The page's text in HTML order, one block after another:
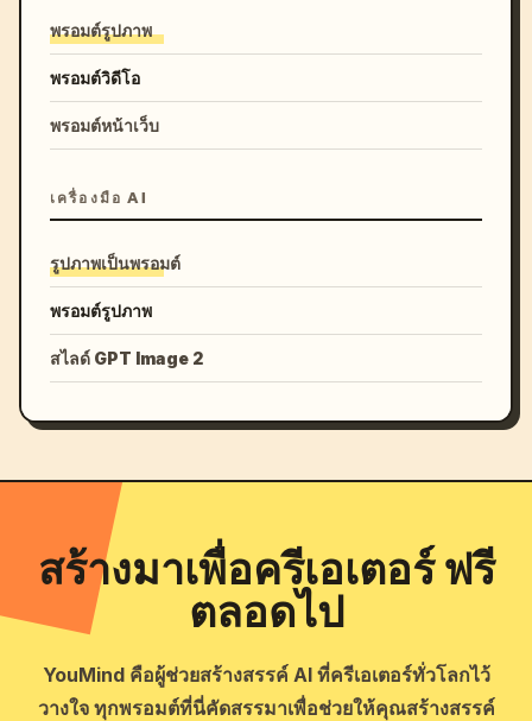
พรอมต์รูปภาพ
พรอมต์วิดีโอ
พรอมต์หน้าเว็บ
เครื่องมือ AI
รูปภาพเป็นพรอมต์
พรอมต์รูปภาพ
สไลด์ GPT Image 2
สร้างมาเพื่อครีเอเตอร์ ฟรี
ตลอดไป
YouMind คือผู้ช่วยสร้างสรรค์ AI ที่ครีเอเตอร์ทั่วโลกไว้
วางใจ ทุกพรอมต์ที่นี่คัดสรรมาเพื่อช่วยให้คุณสร้างสรรค์